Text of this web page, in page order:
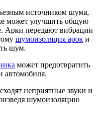
источником шума,
может улучшить общую
Арки передают вибрации
шумоизоляция арок и
шум.
может предотвратить
автомобиля.
неприятные звуки и
шумоизоляцию